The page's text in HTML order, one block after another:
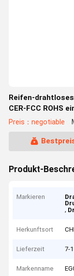
Reifen-
CER-FCC ROHS
Preis：negotiable
Produkt-
Markieren
,
Herkunftsort
Lieferzeit 7-
Markenname